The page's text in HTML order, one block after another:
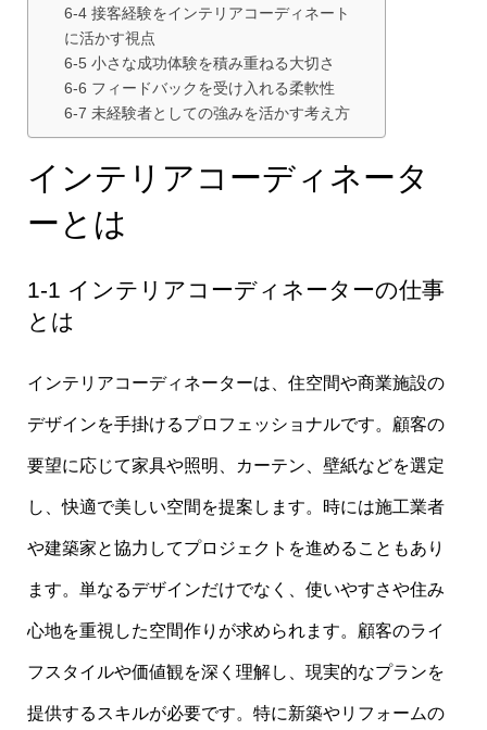
6-4 接客経験をインテリアコーディネート
に活かす視点
6-5 小さな成功体験を積み重ねる大切さ
6-6 フィードバックを受け入れる柔軟性
6-7 未経験者としての強みを活かす考え方
インテリアコーディネータ
ーとは
1-1 インテリアコーディネーターの仕事
とは
インテリアコーディネーターは、住空間や商業施設の
デザインを手掛けるプロフェッショナルです。顧客の
要望に応じて家具や照明、カーテン、壁紙などを選定
し、快適で美しい空間を提案します。時には施工業者
や建築家と協力してプロジェクトを進めることもあり
ます。単なるデザインだけでなく、使いやすさや住み
心地を重視した空間作りが求められます。顧客のライ
フスタイルや価値観を深く理解し、現実的なプランを
提供するスキルが必要です。特に新築やリフォームの